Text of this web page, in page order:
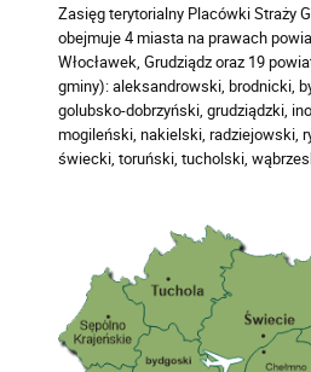
Zasięg terytorialny Placówki Straży
obejmuje 4 miasta na prawach
Włocławek, Grudziądz oraz 19
gminy): aleksandrowski, brodnicki,
golubsko-dobrzyński, grudziądzki,
mogileński, nakielski, radziejowski,
świecki, toruński, tucholski,